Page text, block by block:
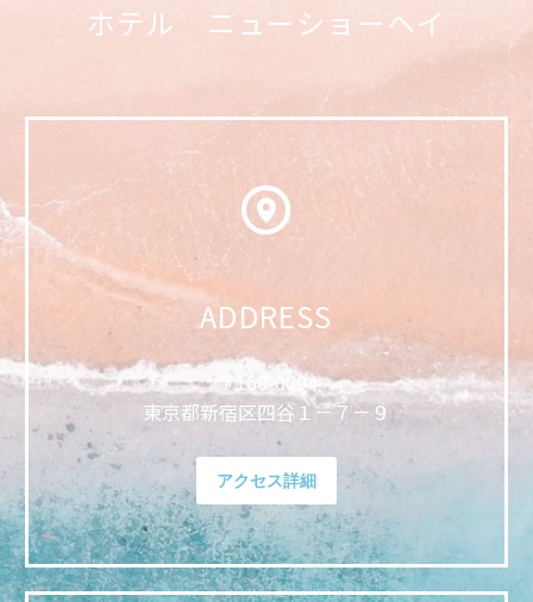
ホテル ニューショーヘイ
ADDRESS
〒160-0004
東京都新宿区四谷１－７－９
アクセス詳細